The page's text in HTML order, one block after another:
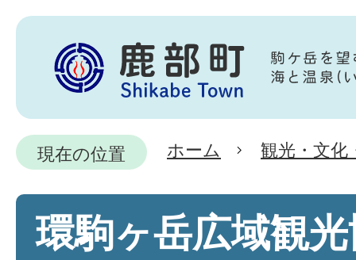
現在の位置 ホーム 観光・文化
環駒ヶ岳広域観